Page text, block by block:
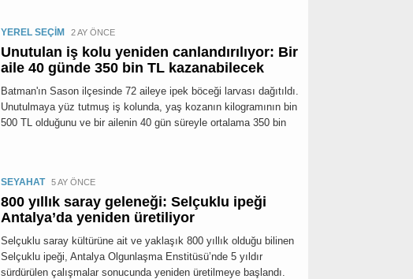
YEREL SEÇİM 2 AY ÖNCE
Unutulan iş kolu yeniden canlandırılıyor: Bir
aile 40 günde 350 bin TL kazanabilecek
Batman'ın Sason ilçesinde 72 aileye ipek böceği larvası dağıtıldı.
Unutulmaya yüz tutmuş iş kolunda, yaş kozanın kilogramının bin
500 TL olduğunu ve bir ailenin 40 gün süreyle ortalama 350 bin
SEYAHAT 5 AY ÖNCE
800 yıllık saray geleneği: Selçuklu ipeği
Antalya’da yeniden üretiliyor
Selçuklu saray kültürüne ait ve yaklaşık 800 yıllık olduğu bilinen
Selçuklu ipeği, Antalya Olgunlaşma Enstitüsü’nde 5 yıldır
sürdürülen çalışmalar sonucunda yeniden üretilmeye başlandı.